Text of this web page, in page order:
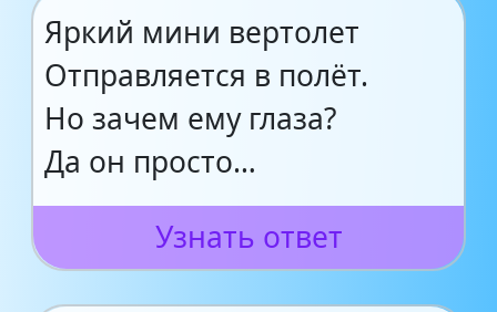
Яркий мини вертолет
Отправляется в полёт.
Но зачем ему глаза?
Да он просто…
Узнать ответ